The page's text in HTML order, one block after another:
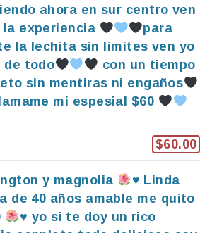
ahora en sur centro ven
la experiencia
para
la lechita sin limites ven yo
de todo
con un tiempo
sin mentiras ni engaños
mi espesial $60
$60.00
y magnolia ♥️ Linda
de 40 años amable me quito
♥️ yo si te doy un rico